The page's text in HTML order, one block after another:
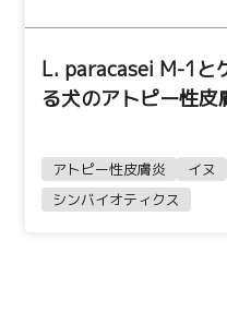
L. paracasei M-1と
る犬のアトピー性皮
アトピー性皮膚炎
イヌ
シンバイオティクス